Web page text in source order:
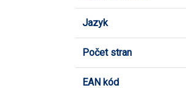
Jazyk
Počet stran
EAN kód